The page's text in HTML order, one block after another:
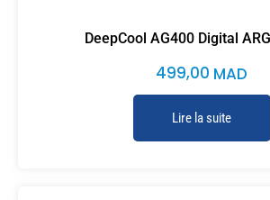
DeepCool AG400 Digital
499,00 MAD
Lire la suite